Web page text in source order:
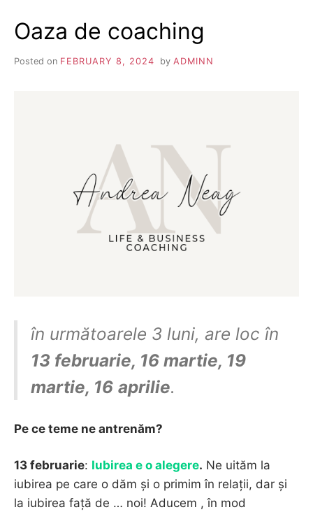
ȚI
SPUN
Oaza de coaching
Posted on FEBRUARY 8, 2024 by ADMINN
în următoarele 3 luni, are loc în
13 februarie, 16 martie, 19
martie, 16 aprilie.
Pe ce teme ne antrenăm?
13 februarie: Iubirea e o alegere. Ne uităm la
iubirea pe care o dăm și o primim în relații, dar și
la iubirea față de … noi! Aducem , în mod